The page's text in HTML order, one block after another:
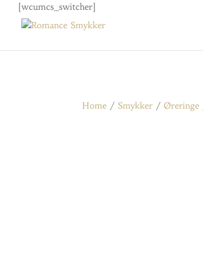
[wcumcs_switcher]
Home /Smykker /Øreringe